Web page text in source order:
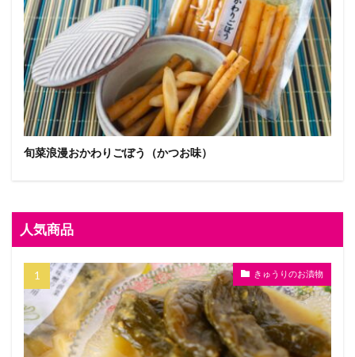
旬菜浪漫おかわりごぼう（かつお味）
人気商品
きゅうりのお漬物